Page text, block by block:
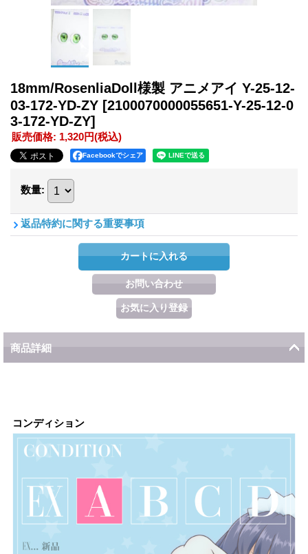
18mm/RosenliaDoll様製 アニメアイ Y-25-12-
03-172-YD-ZY [2100070000055651-Y-25-12-0
3-172-YD-ZY]
販売価格: 1,320円(税込)
Facebookでシェア
数量:
返品特約に関する重要事項
商品詳細
コンディション